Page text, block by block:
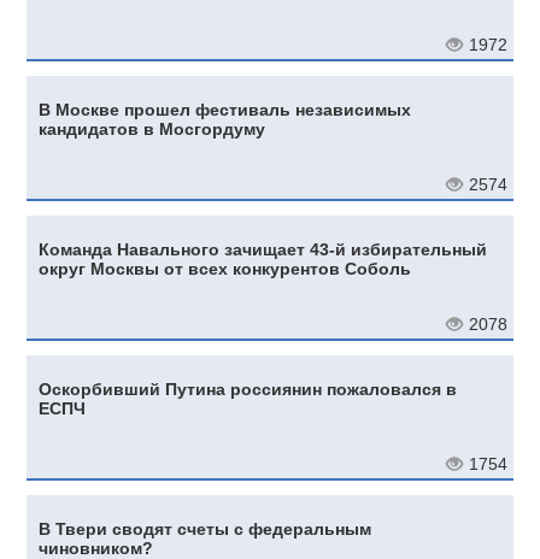
1972
В Москве прошел фестиваль независимых
кандидатов в Мосгордуму
2574
Команда Навального зачищает 43-й избирательный
округ Москвы от всех конкурентов Соболь
2078
Оскорбивший Путина россиянин пожаловался в
ЕСПЧ
1754
В Твери сводят счеты с федеральным
чиновником?